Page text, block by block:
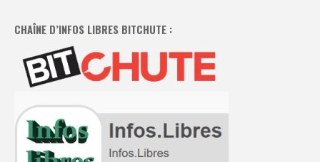
CHAÎNE D’INFOS LIBRES BITCHUTE :